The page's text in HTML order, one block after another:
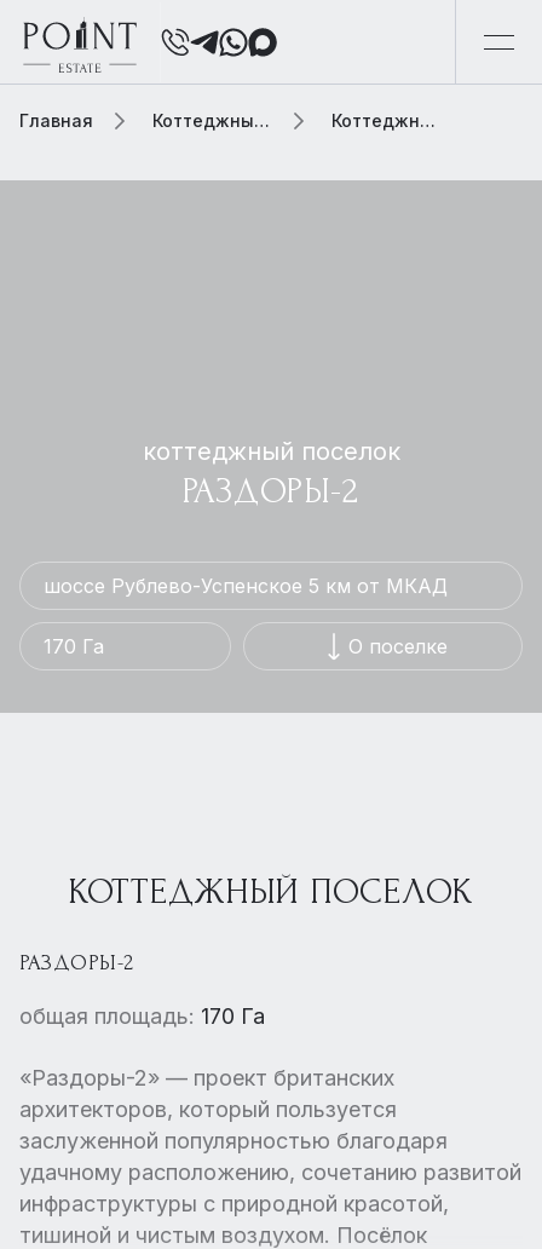
Главная Коттеджный поселок Коттеджный поселок раздоры-2
коттеджный поселок
РАЗДОРЫ-2
шоссе Рублево-Успенское 5 км от МКАД
170 Га О поселке
КОТТЕДЖНЫЙ ПОСЕЛОК
РАЗДОРЫ-2
общая площадь: 170 Га
«Раздоры-2» — проект британских
архитекторов, который пользуется
заслуженной популярностью благодаря
удачному расположению, сочетанию развитой
инфраструктуры с природной красотой,
тишиной и чистым воздухом. Посёлок